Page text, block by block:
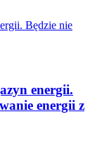
energii.
energii z